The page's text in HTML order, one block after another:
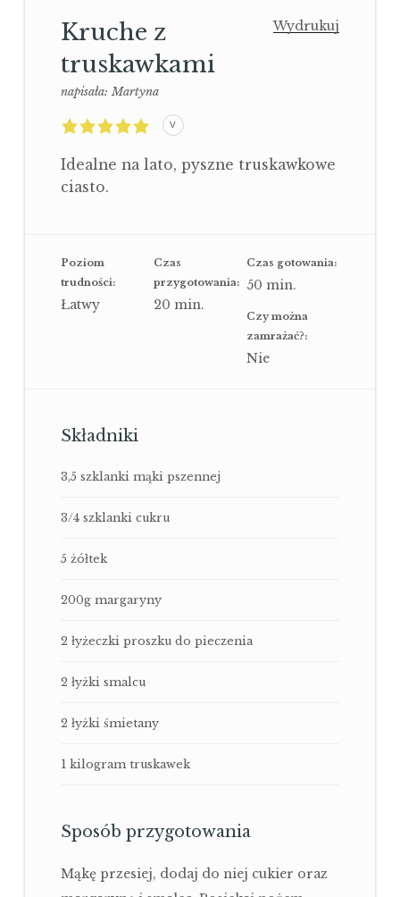
Wydrukuj
Kruche z
truskawkami
napisała:Martyna
5,0
rating
on
2
ratings
V
Idealne na lato, pyszne truskawkowe
ciasto.
Poziom
trudności:
Łatwy
Czas
przygotowania:
20 min.
Czas gotowania:
50 min.
Czy można
zamrażać?:
Nie
Składniki
3,5 szklanki mąki pszennej
3/4 szklanki cukru
5 żółtek
200g margaryny
2 łyżeczki proszku do pieczenia
2 łyżki smalcu
2 łyżki śmietany
1 kilogram truskawek
Sposób przygotowania
Mąkę przesiej, dodaj do niej cukier oraz